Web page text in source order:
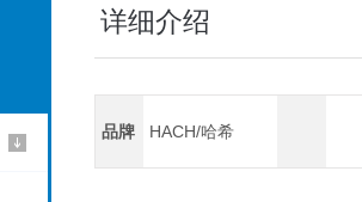
详细介绍
品牌 HACH/哈希